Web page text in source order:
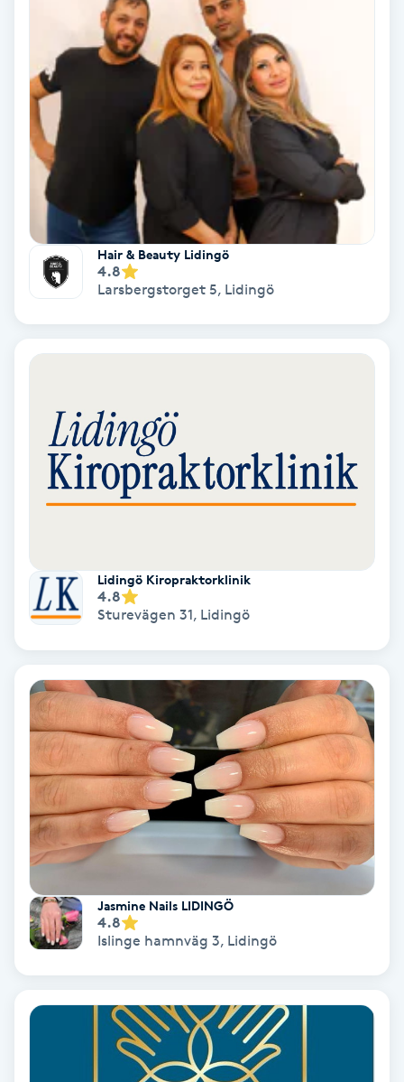
Ombre naglar
Optiker
Ortobionomi
Ortopedi
Osteopati
Paraffinbehandling
Pedikyr
Pensionärklippning
Permanent hårborttagning
Permanent ögonbrynsmakeup
Personlig tränare
Picolaser
Piercing
Pigmentbehandling
Pigmentfläckar
Powder brows
Hair & Beauty Lidingö
4.8
Larsbergstorget 5, Lidingö
Lidingö Kiropraktorklinik
4.8
Sturevägen 31, Lidingö
Jasmine Nails LIDINGÖ
4.8
Islinge hamnväg 3, Lidingö